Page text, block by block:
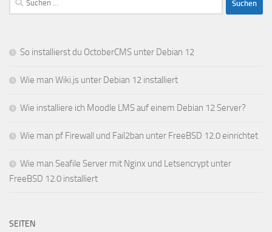
nach:
So installierst du OctoberCMS unter Debian 12
Wie man Wiki.js unter Debian 12 installiert
Wie installiere ich Moodle LMS auf einem Debian 12 Server?
Wie man pf Firewall und Fail2ban unter FreeBSD 12.0 einrichtet
Wie man Seafile Server mit Nginx und Letsencrypt unter
FreeBSD 12.0 installiert
SEITEN